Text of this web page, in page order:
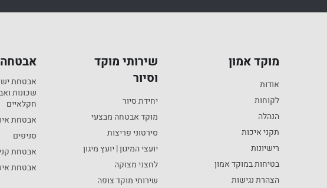
מוקד אמון
אודות
לקוחות
הנהלה
תקני איכות
רישיונות
בטיחות במוקד אמון
הצהרת נגישות
שירותי מוקד
וסיור
יחידת סיור
מוקד אבטחה מבצעי
סירטוני פריצות
יועצי המיגון | יועץ מיגון
לחצני מצוקה
שירותי מוקד צופה
אבטחת
שכונות
חקלאיים
אבטחת
סניפים
אבטחת
אבטחת